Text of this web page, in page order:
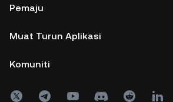
Pemaju
Muat Turun Aplikasi
Komuniti